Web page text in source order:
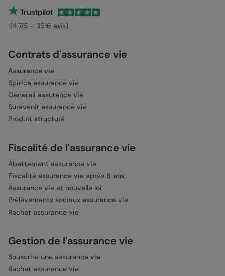
(4.7/5 - 3516 avis)
Contrats d'assurance vie
Assurance vie
Spirica assurance vie
Generali assurance vie
Suravenir assurance vie
Produit structuré
Fiscalité de l'assurance vie
Abattement assurance vie
Fiscalité assurance vie après 8 ans
Assurance vie et nouvelle loi
Prélèvements sociaux assurance vie
Rachat assurance vie
Gestion de l'assurance vie
Souscrire une assurance vie
Rachat assurance vie